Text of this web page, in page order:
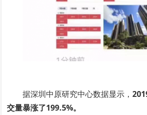
据深圳中原研究中心数据显示，
交量暴涨了199.5%。